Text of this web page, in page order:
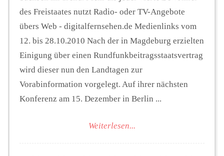
des Freistaates nutzt Radio- oder TV-Angebote
übers Web - digitalfernsehen.de Medienlinks vom
12. bis 28.10.2010 Nach der in Magdeburg erzielten
Einigung über einen Rundfunkbeitragsstaatsvertrag
wird dieser nun den Landtagen zur
Vorabinformation vorgelegt. Auf ihrer nächsten
Konferenz am 15. Dezember in Berlin ...
Weiterlesen...